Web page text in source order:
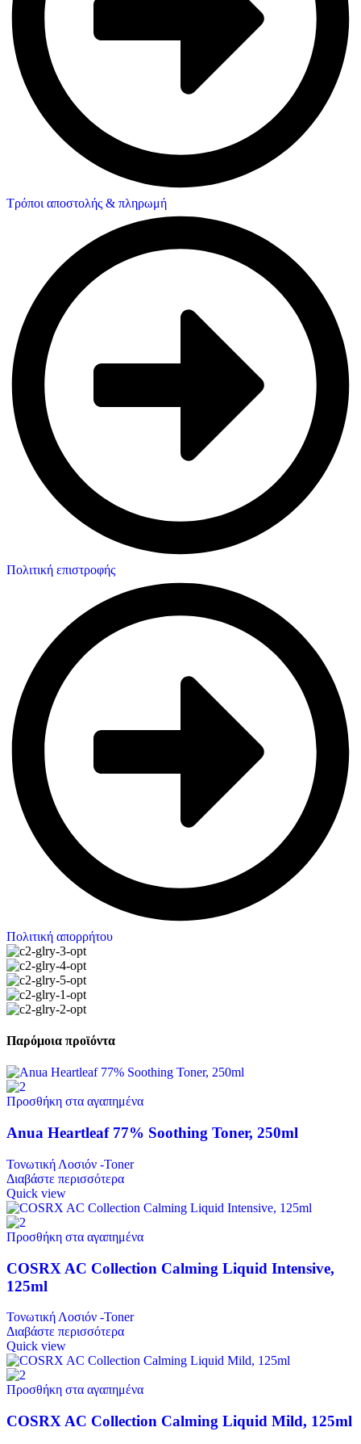
Τρόποι αποστολής & πληρωμή
Πολιτική επιστροφής
Πολιτική απορρήτου
Παρόμοια προϊόντα
Προσθήκη στα αγαπημένα
Anua Heartleaf 77% Soothing Toner, 250ml
Τονωτική Λοσιόν -Toner
Διαβάστε περισσότερα
Quick view
Προσθήκη στα αγαπημένα
COSRX AC Collection Calming Liquid Intensive,
125ml
Τονωτική Λοσιόν -Toner
Διαβάστε περισσότερα
Quick view
Προσθήκη στα αγαπημένα
COSRX AC Collection Calming Liquid Mild, 125ml